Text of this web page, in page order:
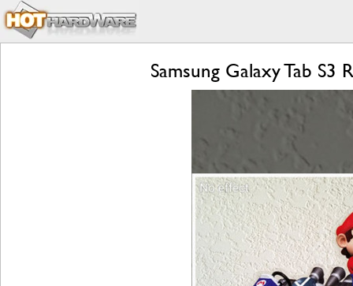
Samsung Galaxy Tab